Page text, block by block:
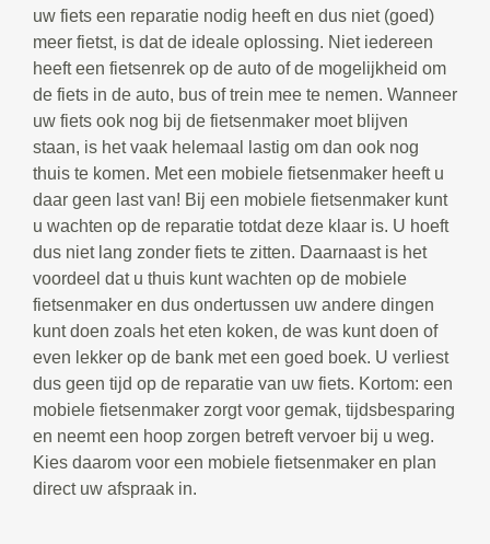
uw fiets een reparatie nodig heeft en dus niet (goed)
meer fietst, is dat de ideale oplossing. Niet iedereen
heeft een fietsenrek op de auto of de mogelijkheid om
de fiets in de auto, bus of trein mee te nemen. Wanneer
uw fiets ook nog bij de fietsenmaker moet blijven
staan, is het vaak helemaal lastig om dan ook nog
thuis te komen. Met een mobiele fietsenmaker heeft u
daar geen last van! Bij een mobiele fietsenmaker kunt
u wachten op de reparatie totdat deze klaar is. U hoeft
dus niet lang zonder fiets te zitten. Daarnaast is het
voordeel dat u thuis kunt wachten op de mobiele
fietsenmaker en dus ondertussen uw andere dingen
kunt doen zoals het eten koken, de was kunt doen of
even lekker op de bank met een goed boek. U verliest
dus geen tijd op de reparatie van uw fiets. Kortom: een
mobiele fietsenmaker zorgt voor gemak, tijdsbesparing
en neemt een hoop zorgen betreft vervoer bij u weg.
Kies daarom voor een mobiele fietsenmaker en plan
direct uw afspraak in.